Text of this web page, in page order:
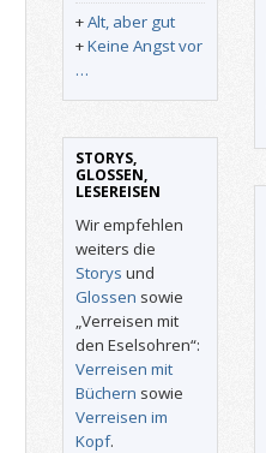
+Alt, aber gut
+Keine Angst vor
…
STORYS,
GLOSSEN,
LESEREISEN
Wir empfehlen
weiters die
Storys und
Glossen sowie
„Verreisen mit
den Eselsohren“:
Verreisen mit
Büchern sowie
Verreisen im
Kopf.